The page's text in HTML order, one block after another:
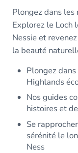
Plongez dans les
Explorez le Loch
Nessie et
la beauté
Plongez
Highlands
Nos guides
histoires et
Se
sérénité le
Ness